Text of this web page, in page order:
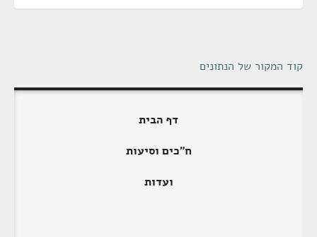
קוד המקור של הנתונים
דף הבית
ח"כים וסיעות
ועדות